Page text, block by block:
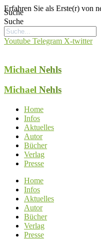
Suche
Suche
Youtube Telegram X-twitter
Michael Nehls
Michael Nehls
Home
Infos
Aktuelles
Autor
Bücher
Verlag
Presse
Home
Infos
Aktuelles
Autor
Bücher
Verlag
Presse
Erfahren Sie als Erste(r) von